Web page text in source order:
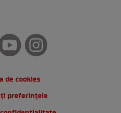
de cookies
preferințele